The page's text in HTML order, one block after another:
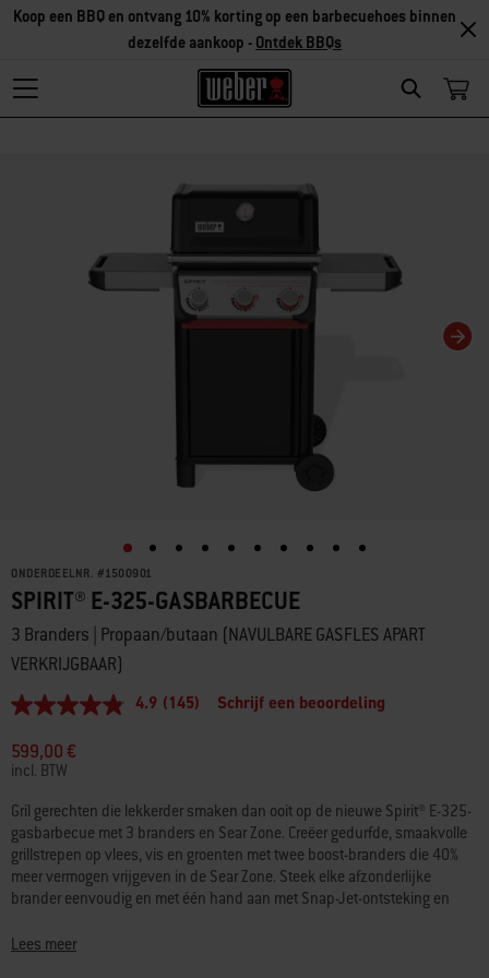
Search
Koop een BBQ en ontvang 10% korting op een barbecuehoes binnen
dezelfde aankoop - Ontdek BBQs
ONDERDEELNR. #1500901
SPIRIT® E-325-GASBARBECUE
3 Branders | Propaan/butaan (NAVULBARE GASFLES APART
VERKRIJGBAAR)
4.9
5
sterren,
gemiddelde
scorewaarde.
Read
145
Reviews.
Dezelfde
paginalink.
4.9 (145) Schrijf een beoordeling
599,00 €
incl. BTW
Gril gerechten die lekkerder smaken dan ooit op de nieuwe Spirit® E-325-
gasbarbecue met 3 branders en Sear Zone. Creëer gedurfde, smaakvolle
grillstrepen op vlees, vis en groenten met twee boost-branders die 40%
meer vermogen vrijgeven in de Sear Zone. Steek elke afzonderlijke
brander eenvoudig en met één hand aan met Snap-Jet-ontsteking en
temperaturen en alles daartussenin. Maak optimaal gebruik van je ruimte
Lees meer